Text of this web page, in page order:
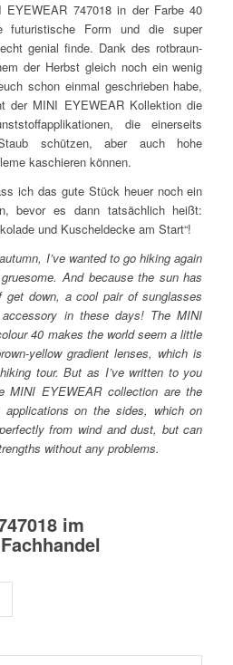
747018 in der Farbe 40
futuristische Form und die super
genial finde. Dank des rotbraun-
der Herbst gleich noch ein wenig
schon einmal geschrieben habe,
der MINI EYEWEAR Kollektion die
die einerseits
schützen, aber auch hohe
kaschieren können.
ich das gute Stück heuer noch ein
bevor es dann tatsächlich heißt:
und Kuscheldecke am Start“!
I’ve wanted to go hiking again
And because the sun has
down, a cool pair of sunglasses
in these days! The MINI
40 makes the world seem a little
yellow gradient lenses, which is
tour. But as I’ve written to you
MINI EYEWEAR collection are the
applications on the sides, which on
from wind and dust, but can
without any problems.
im